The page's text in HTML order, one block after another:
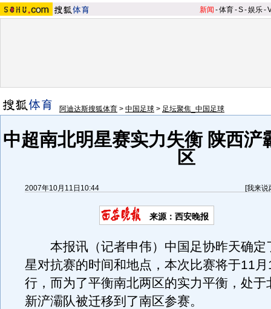
新闻 -体育-S-娱乐-
阿迪达斯搜狐体育 > 中国足球 > 足坛聚焦_中国足球
中超南北明星赛实力失衡 陕西浐
区
2007年10月11日10:44 [我来说
来源：西安晚报
本报讯（记者申伟）中国足协昨天确定
星对抗赛的时间和地点，本次比赛将于11
行，而为了平衡南北两区的实力平衡，处于
新浐灞队被迁移到了南区参赛。